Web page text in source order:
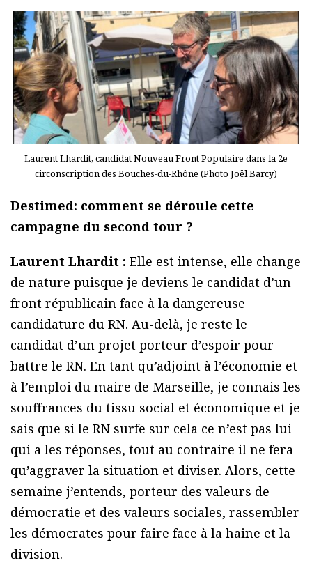
Laurent Lhardit, candidat Nouveau Front Populaire dans la 2e
circonscription des Bouches-du-Rhône (Photo Joël Barcy)
Destimed: comment se déroule cette
campagne du second tour ?
Laurent Lhardit : Elle est intense, elle change
de nature puisque je deviens le candidat d’un
front républicain face à la dangereuse
candidature du RN. Au-delà, je reste le
candidat d’un projet porteur d’espoir pour
battre le RN. En tant qu’adjoint à l’économie et
à l’emploi du maire de Marseille, je connais les
souffrances du tissu social et économique et je
sais que si le RN surfe sur cela ce n’est pas lui
qui a les réponses, tout au contraire il ne fera
qu’aggraver la situation et diviser. Alors, cette
semaine j’entends, porteur des valeurs de
démocratie et des valeurs sociales, rassembler
les démocrates pour faire face à la haine et la
division.